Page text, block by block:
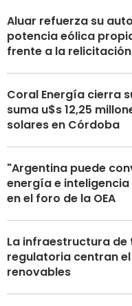
Aluar refuerza su
potencia eólica
frente a la
Coral Energía cierra
suma u$s 12,25
solares en Córdoba
"Argentina puede
energía e
en el foro de la OEA
La infraestructura
regulatoria centran
renovables